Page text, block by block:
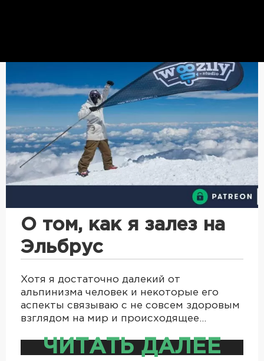
О том, как я залез на
Эльбрус
Хотя я достаточно далекий от
альпинизма человек и некоторые его
аспекты связываю с не совсем здоровым
взглядом на мир и происходящее…
ЧИТАТЬ ДАЛЕЕ